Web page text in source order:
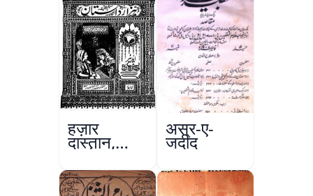
हज़ार
दास्तान,
लाहौर
अस्र-ए-
जदीद